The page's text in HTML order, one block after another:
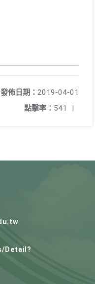
發佈日期： 2019-04-01
點擊率： 541 |
Detail?